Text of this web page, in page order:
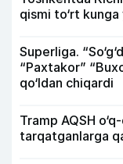
qismi to‘rt
Superliga.
“Paxtakor”
qo‘ldan chiqardi
Tramp AQSH
tarqatganlarga